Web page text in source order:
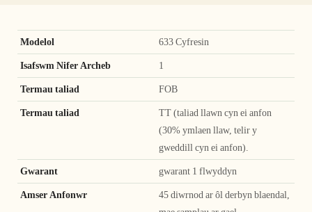
Modelol 633 Cyfresin
Isafswm Nifer Archeb 1
Termau taliad FOB
Termau taliad
TT (taliad llawn cyn ei anfon
(30% ymlaen llaw, telir y
gweddill cyn ei anfon).
Gwarant gwarant 1 flwyddyn
Amser Anfonwr
45 diwrnod ar ôl derbyn blaendal,